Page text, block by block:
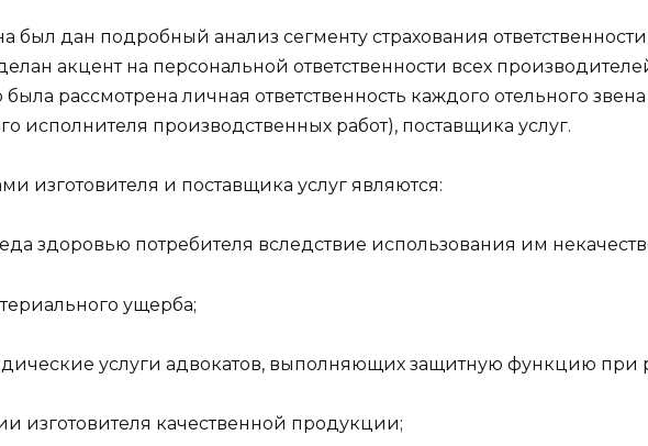
был дан подробный анализ сегменту страхования
акцент на персональной ответственности всех
рассмотрена личная ответственность каждого отельного
исполнителя производственных работ), поставщика услуг.
изготовителя и поставщика услуг являются:
здоровью потребителя вследствие использования им
ущерба;
услуги адвокатов, выполняющих защитную функцию при
изготовителя качественной продукции;